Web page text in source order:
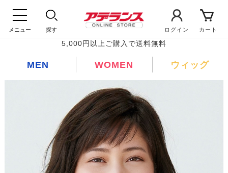
メニュー 探す ログイン カート
5,000円以上ご購入で送料無料
MEN WOMEN ウィッグ